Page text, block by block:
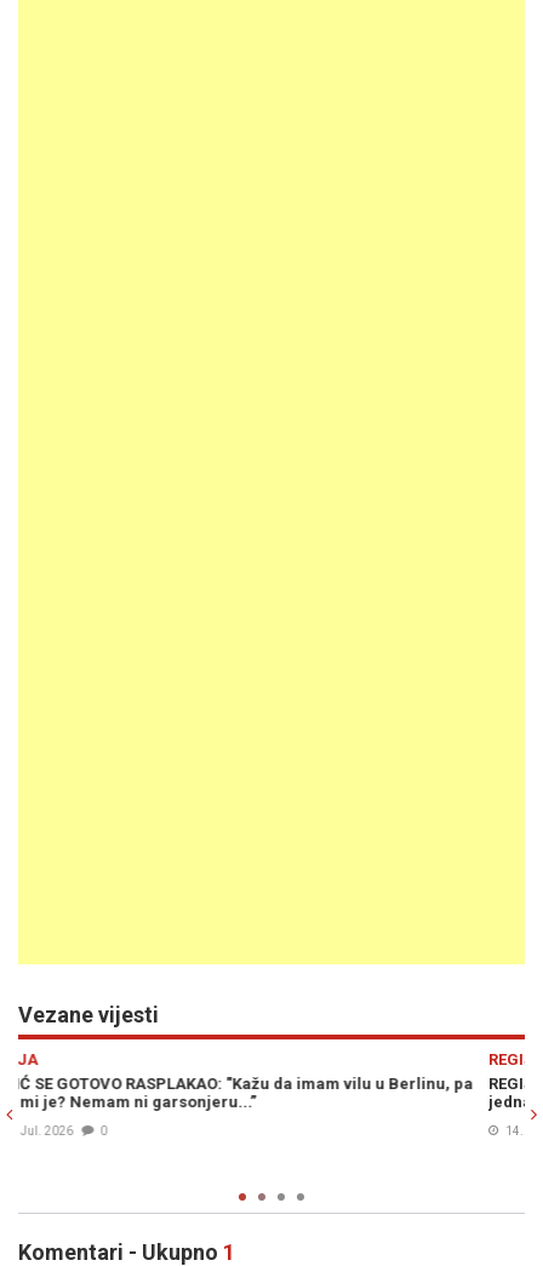
Vezane vijesti
pa
REGIJA BRUJI O VIP LOŽI U PARIZU: Srpski mediji slave Vučića,
jedna činjenica ruši priču o "velikoj diplomatskoj pobjedi"
14. Jul. 2026
Komentari - Ukupno 1